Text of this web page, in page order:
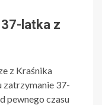
latka z
z Kraśnika
zatrzymanie 37-
pewnego czasu